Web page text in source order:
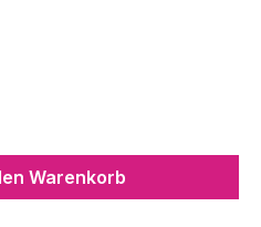
Wert
Warenkorb